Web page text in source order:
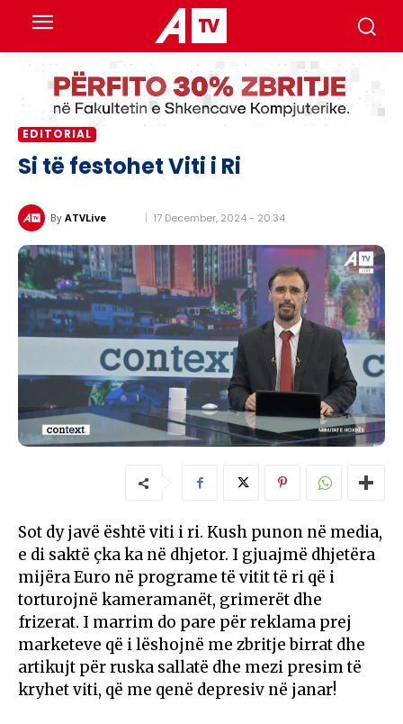
EDITORIAL
Si të festohet Viti i Ri
By ATVLive 17 December, 2024 - 20:34
Sot dy javë është viti i ri. Kush punon në media,
e di saktë çka ka në dhjetor. I gjuajmë dhjetëra
mijëra Euro në programe të vitit të ri që i
torturojnë kameramanët, grimerët dhe
frizerat. I marrim do pare për reklama prej
marketeve që i lëshojnë me zbritje birrat dhe
artikujt për ruska sallatë dhe mezi presim të
kryhet viti, që me qenë depresiv në janar!